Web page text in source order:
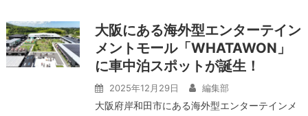
大阪にある海外型エンターテイン
メントモール「WHATAWON」
に車中泊スポットが誕生！
2025年12月29日 編集部
大阪府岸和田市にある海外型エンターテインメ